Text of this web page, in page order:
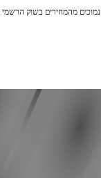
נמוכים מהמחירים בשוק הרשמי.